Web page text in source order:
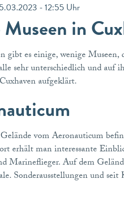
- 12:55 Uhr
Museen in
gibt es einige, wenige Museen,
sehr unterschiedlich und
aufgeklärt.
vom Aeronauticum
erhält man interessante
Marineflieger. Auf dem
Sonderausstellungen und